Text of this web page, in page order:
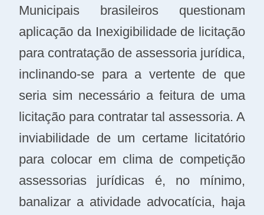
Municipais brasileiros questionam
aplicação da Inexigibilidade de licitação
para contratação de assessoria jurídica,
inclinando-se para a vertente de que
seria sim necessário a feitura de uma
licitação para contratar tal assessoria. A
inviabilidade de um certame licitatório
para colocar em clima de competição
assessorias jurídicas é, no mínimo,
banalizar a atividade advocatícia, haja